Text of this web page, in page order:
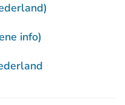
info)